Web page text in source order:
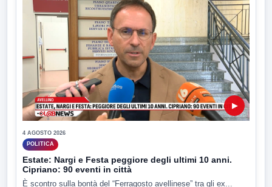
▶
4 AGOSTO 2026
POLITICA
Estate: Nargi e Festa peggiore degli ultimi 10 anni.
Cipriano: 90 eventi in città
È scontro sulla bontà del “Ferragosto avellinese” tra gli ex...